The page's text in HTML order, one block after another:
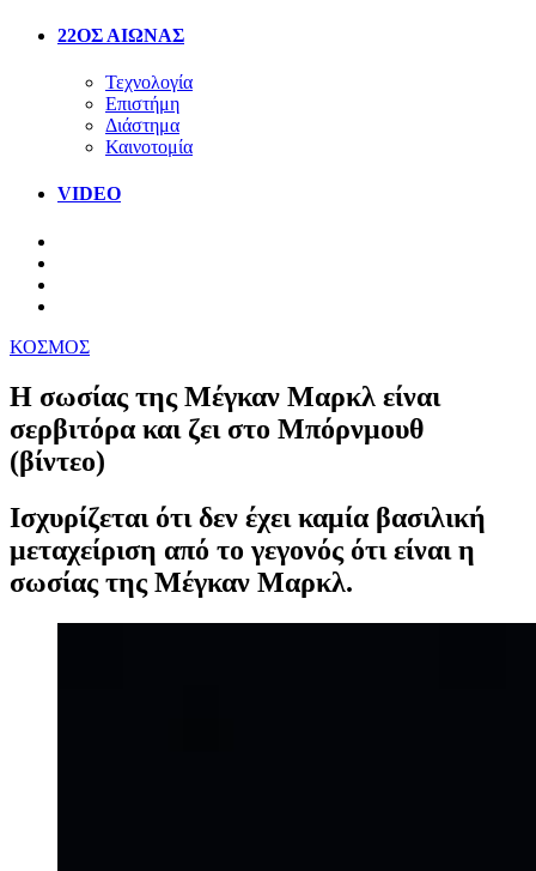
22ΟΣ ΑΙΩΝΑΣ
Τεχνολογία
Επιστήμη
Διάστημα
Καινοτομία
VIDEO
ΚΟΣΜΟΣ
Η σωσίας της Μέγκαν Μαρκλ είναι
σερβιτόρα και ζει στο Μπόρνμουθ
(βίντεο)
Iσχυρίζεται ότι δεν έχει καμία βασιλική
μεταχείριση από το γεγονός ότι είναι η
σωσίας της Μέγκαν Μαρκλ.